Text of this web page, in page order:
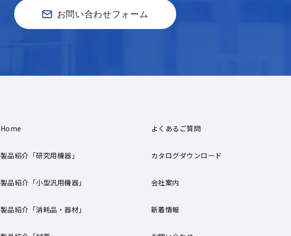
お問い合わせフォーム
Home
製品紹介「研究用機器」
製品紹介「小型汎用機器」
製品紹介「消耗品・器材」
よくあるご質問
カタログダウンロード
会社案内
新着情報